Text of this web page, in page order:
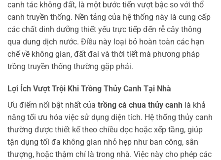
canh tác không đất, là một bước tiến vượt bậc so với thổ
canh truyền thống. Nền tảng của hệ thống này là cung cấp
các chất dinh dưỡng thiết yếu trực tiếp đến rễ cây thông
qua dung dịch nước. Điều này loại bỏ hoàn toàn các hạn
chế về không gian, đất đai và thời tiết mà phương pháp
trồng truyền thống thường gặp phải.
Lợi Ích Vượt Trội Khi Trồng Thủy Canh Tại Nhà
Ưu điểm nổi bật nhất của trồng cà chua thủy canh là khả
năng tối ưu hóa việc sử dụng diện tích. Hệ thống thủy canh
thường được thiết kế theo chiều dọc hoặc xếp tầng, giúp
tận dụng tối đa không gian nhỏ hẹp như ban công, sân
thượng, hoặc thậm chí là trong nhà. Việc này cho phép các